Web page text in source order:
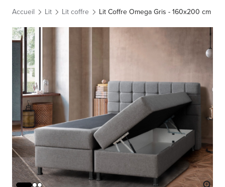
Accueil Lit Lit coffre Lit Coffre Omega Gris - 160x200 cm